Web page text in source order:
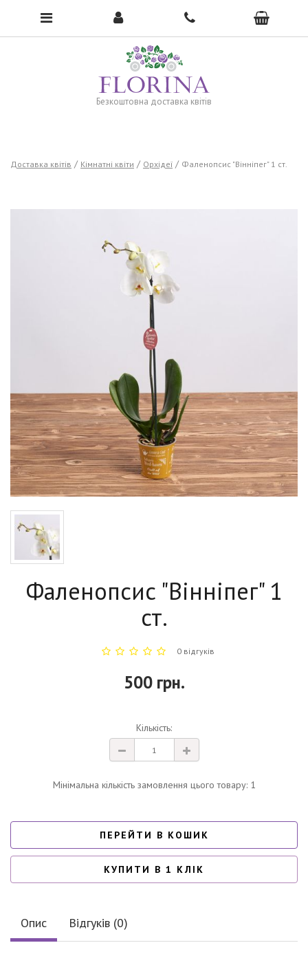
Безкоштовна доставка квітів
To open the menu, click here →
Доставка квітів Кімнатні квіти Орхідеї Фаленопсис "Вінніпег" 1 ст.
Фаленопсис "Вінніпег" 1
ст.
0 відгуків
500 грн.
Кількість:
Мінімальна кількість замовлення цього товару: 1
ПЕРЕЙТИ В КОШИК
КУПИТИ В 1 КЛІК
Опис Відгуків (0)